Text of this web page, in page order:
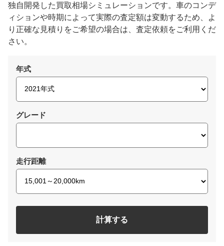
独自開発した買取相場シミュレーションです。車のコンデ
ィションや時期によって実際の査定額は変動するため、よ
り正確な見積りをご希望の場合は、査定依頼をご利用くだ
さい。
年式
グレード
走行距離
計算する